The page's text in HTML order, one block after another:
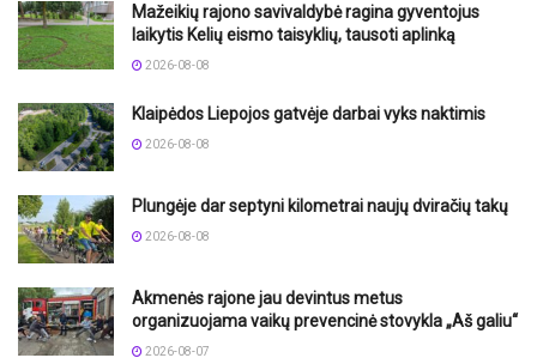
Mažeikių rajono savivaldybė ragina gyventojus
laikytis Kelių eismo taisyklių, tausoti aplinką
2026-08-08
Klaipėdos Liepojos gatvėje darbai vyks naktimis
2026-08-08
Plungėje dar septyni kilometrai naujų dviračių takų
2026-08-08
Akmenės rajone jau devintus metus
organizuojama vaikų prevencinė stovykla „Aš galiu“
2026-08-07